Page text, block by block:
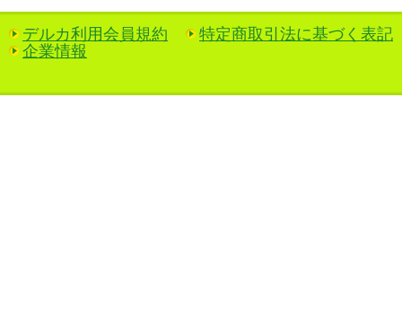
デルカ利用会員規約
特定商取引法に基づく表記
企業情報